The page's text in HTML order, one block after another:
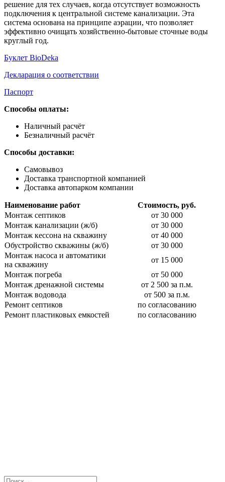
решение для тех случаев, когда отсутствует возможность
подключения к центральной системе канализации. Эта
система основана на принципе аэрации, что позволяет
эффективно очищать хозяйственно-бытовые сточные воды
круглый год.
Буклет BioDeka
Декларация о соответствии
Паспорт
Способы оплаты:
Наличный расчёт
Безналичный расчёт
Способы доставки:
Самовывоз
Доставка транспортной компанией
Доставка автопарком компании
Наименование работ
Стоимость, руб.
Монтаж септиков
от 30 000
Монтаж канализации (ж/б)
от 30 000
Монтаж кессона на скважину
от 40 000
Обустройство скважины (ж/б)
от 30 000
Монтаж насоса и автоматики
на скважину
от 15 000
Монтаж погреба
от 50 000
Монтаж дренажной системы
от 2 500 за п.м.
Монтаж водовода
от 500 за п.м.
Ремонт септиков
по согласованию
Ремонт пластиковых емкостей
по согласованию